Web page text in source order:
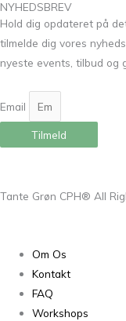
NYHEDSBREV
Hold dig opdateret på
tilmelde dig vores
nyeste events, tilbud og
Email
Tilmeld
Tante Grøn CPH® All
Om Os
Kontakt
FAQ
Workshops